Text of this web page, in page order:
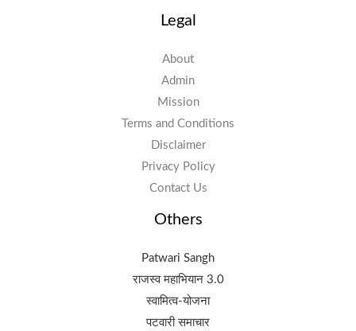
Legal
About
Admin
Mission
Terms and Conditions
Disclaimer
Privacy Policy
Contact Us
Others
Patwari Sangh
राजस्व महाभियान 3.0
स्वामित्व-योजना
पटवारी समाचार